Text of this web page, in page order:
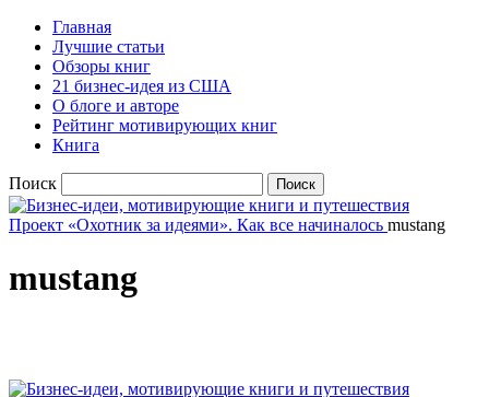
Главная
Лучшие статьи
Обзоры книг
21 бизнес-идея из США
О блоге и авторе
Рейтинг мотивирующих книг
Книга
Поиск
Проект «Охотник за идеями». Как все начиналось mustang
mustang